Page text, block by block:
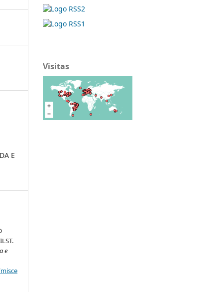
E
e
Visitas